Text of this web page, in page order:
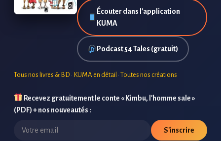
Écouter dans l'application
KUMA
Podcast 54 Tales (gratuit)
Tous nos livres & BD · KUMA en détail · Toutes nos créations
Recevez gratuitement le conte « Kimbu, l'homme sale »
(PDF) + nos nouveautés :
S'inscrire